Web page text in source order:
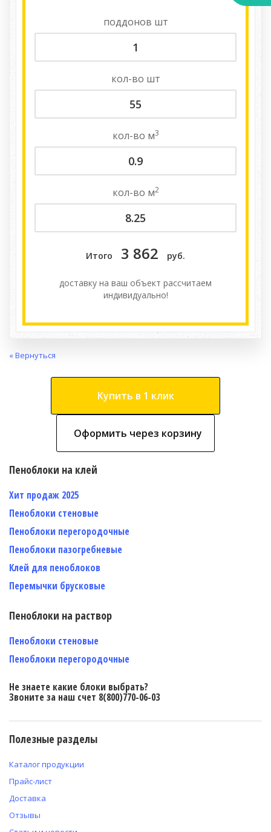
поддонов шт
кол-во шт
кол-во м3
кол-во м2
Итого 3 862 руб.
доставку на ваш объект расcчитаем
индивидуально!
« Вернуться
Купить в 1 клик
Оформить через корзину
Пеноблоки на клей
Хит продаж 2025
Пеноблоки стеновые
Пеноблоки перегородочные
Пеноблоки пазогребневые
Клей для пеноблоков
Перемычки брусковые
Пеноблоки на раствор
Пеноблоки стеновые
Пеноблоки перегородочные
Не знаете какие блоки выбрать?
Звоните за наш счет 8(800)770-06-03
Полезные разделы
Каталог продукции
Прайс-лист
Доставка
Отзывы